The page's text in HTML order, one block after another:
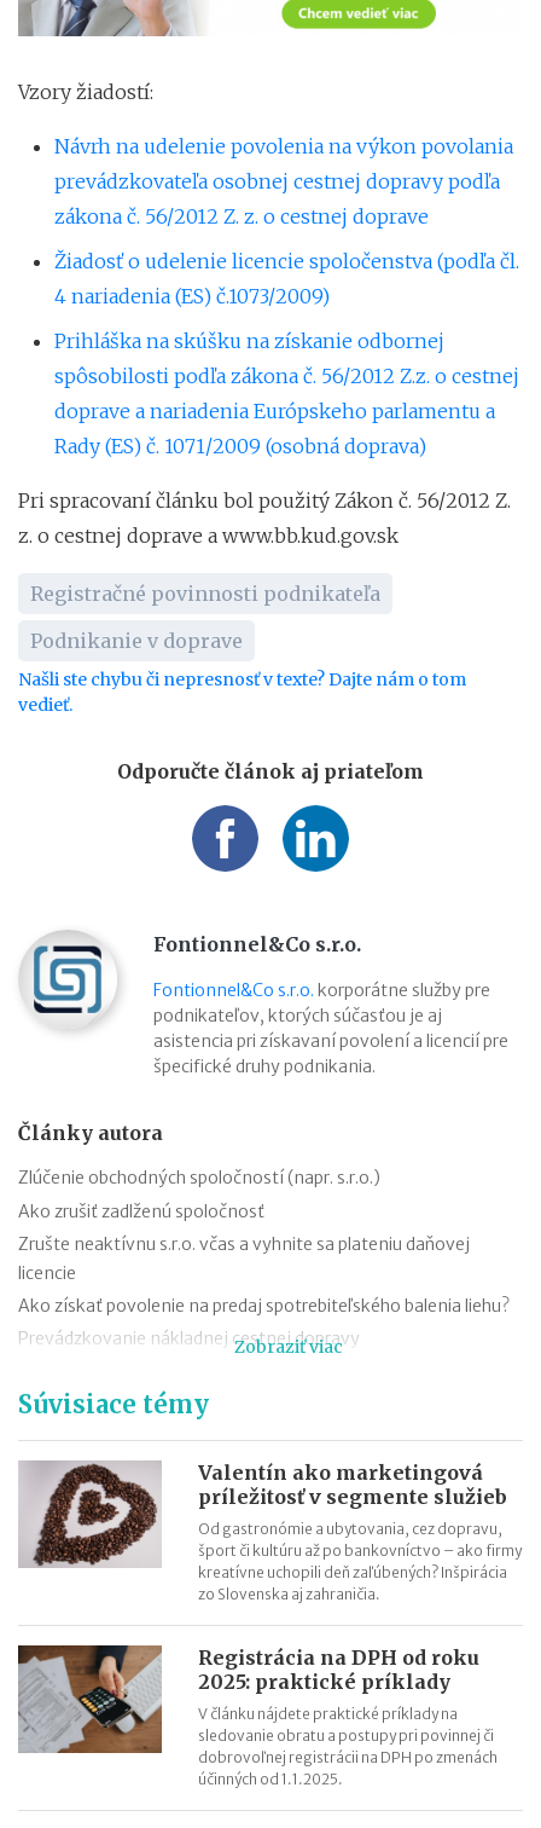
Vzory žiadostí:
Návrh na udelenie povolenia na výkon povolania
prevádzkovateľa osobnej cestnej dopravy podľa
zákona č. 56/2012 Z. z. o cestnej doprave
Žiadosť o udelenie licencie spoločenstva (podľa čl.
4 nariadenia (ES) č.1073/2009)
Prihláška na skúšku na získanie odbornej
spôsobilosti podľa zákona č. 56/2012 Z.z. o cestnej
doprave a nariadenia Európskeho parlamentu a
Rady (ES) č. 1071/2009 (osobná doprava)
Pri spracovaní článku bol použitý Zákon č. 56/2012 Z.
z. o cestnej doprave a www.bb.kud.gov.sk
Registračné povinnosti podnikateľa
Podnikanie v doprave
Našli ste chybu či nepresnosť v texte? Dajte nám o tom
vedieť.
Odporučte článok aj priateľom
Fontionnel&Co s.r.o.
Fontionnel&Co s.r.o. korporátne služby pre
podnikateľov, ktorých súčasťou je aj
asistencia pri získavaní povolení a licencií pre
špecifické druhy podnikania.
Články autora
Zlúčenie obchodných spoločností (napr. s.r.o.)
Ako zrušiť zadlženú spoločnosť
Zrušte neaktívnu s.r.o. včas a vyhnite sa plateniu daňovej
licencie
Ako získať povolenie na predaj spotrebiteľského balenia liehu?
Prevádzkovanie nákladnej cestnej dopravy
Zobraziť viac
Súvisiace témy
Valentín ako marketingová
príležitosť v segmente služieb
Od gastronómie a ubytovania, cez dopravu,
šport či kultúru až po bankovníctvo – ako firmy
kreatívne uchopili deň zaľúbených? Inšpirácia
zo Slovenska aj zahraničia.
Registrácia na DPH od roku
2025: praktické príklady
V článku nájdete praktické príklady na
sledovanie obratu a postupy pri povinnej či
dobrovoľnej registrácii na DPH po zmenách
účinných od 1.1.2025.